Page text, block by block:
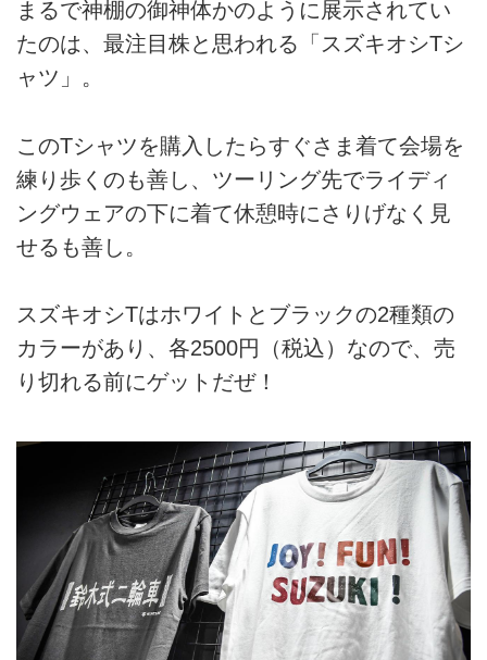
まるで神棚の御神体かのように展示されてい
たのは、最注目株と思われる「スズキオシTシ
ャツ」。
このTシャツを購入したらすぐさま着て会場を
練り歩くのも善し、ツーリング先でライディ
ングウェアの下に着て休憩時にさりげなく見
せるも善し。
スズキオシTはホワイトとブラックの2種類の
カラーがあり、各2500円（税込）なので、売
り切れる前にゲットだぜ！